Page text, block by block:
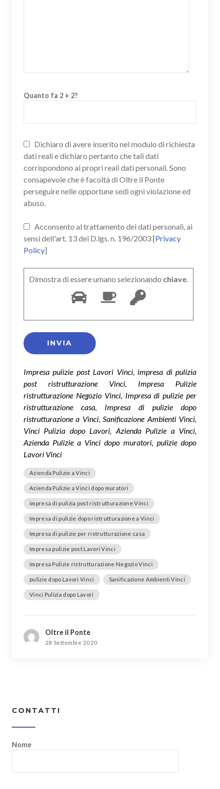
Quanto fa 2 + 2?
Dichiaro di avere inserito nel modulo di richiesta
dati reali e dichiaro pertanto che tali dati
corrispondono ai propri reali dati personali. Sono
consapevole che è facoltà di Oltre il Ponte
perseguire nelle opportune sedi ogni violazione ed
abuso.
Acconsento al trattamento dei dati personali, ai
sensi dell'art. 13 del D.lgs. n. 196/2003 [Privacy
Policy]
Dimostra di essere umano selezionando chiave.
Impresa pulizie post Lavori Vinci, impresa di pulizia
post ristrutturazione Vinci, Impresa Pulizie
ristrutturazione Negozio Vinci, Impresa di pulizie per
ristrutturazione casa, Impresa di pulizie dopo
ristrutturazione a Vinci, Sanificazione Ambienti Vinci,
Vinci Pulizia dopo Lavori, Azienda Pulizie a Vinci,
Azienda Pulizie a Vinci dopo muratori, pulizie dopo
Lavori Vinci
Azienda Pulizie a Vinci
Azienda Pulizie a Vinci dopo muratori
impresa di pulizia post ristrutturazione Vinci
Impresa di pulizie dopo ristrutturazione a Vinci
Impresa di pulizie per ristrutturazione casa
Impresa pulizie post Lavori Vinci
Impresa Pulizie ristrutturazione Negozio Vinci
pulizie dopo Lavori Vinci Sanificazione Ambienti Vinci
Vinci Pulizia dopo Lavori
Oltre il Ponte
28 Settembre 2020
CONTATTI
Nome